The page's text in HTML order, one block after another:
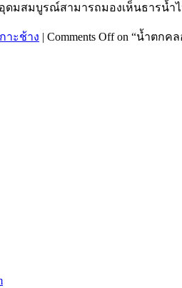
ดมสมบูรณ์สามารถมองเห็นธารน้ำ
กาะช้าง | Comments Offon “น้ำตกคล